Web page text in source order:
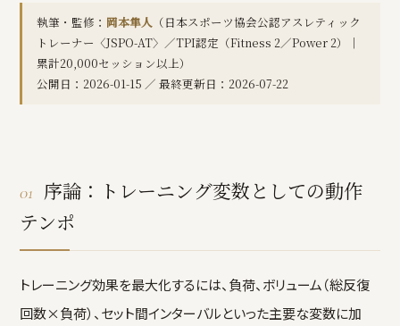
執筆・監修： 岡本隼人 （日本スポーツ協会公認アスレティック
トレーナー〈JSPO-AT〉／TPI認定（Fitness 2／Power 2）｜
累計20,000セッション以上）
公開日：2026-01-15 ／ 最終更新日：2026-07-22
01 序論：トレーニング変数としての動作
テンポ
トレーニング効果を最大化するには、負荷、ボリューム（総反復
回数×負荷）、セット間インターバルといった主要な変数に加